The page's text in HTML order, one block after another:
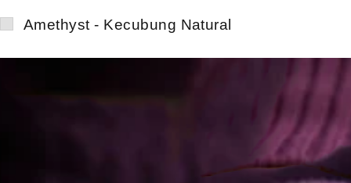
Amethyst - Kecubung Natural